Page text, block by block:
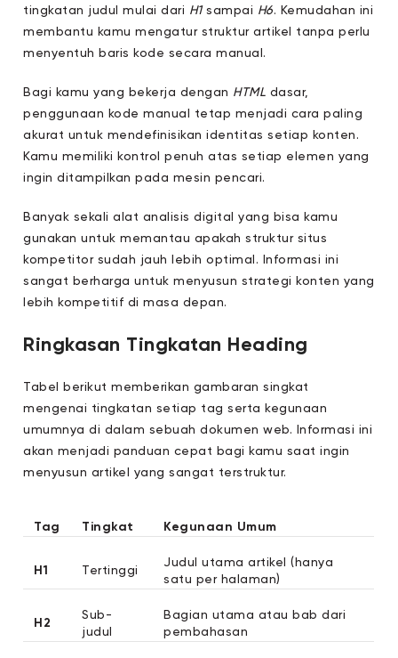
tingkatan judul mulai dari H1sampai H6. Kemudahan ini
membantu kamu mengatur struktur artikel tanpa perlu
menyentuh baris kode secara manual.
Bagi kamu yang bekerja dengan HTML dasar,
penggunaan kode manual tetap menjadi cara paling
akurat untuk mendefinisikan identitas setiap konten.
Kamu memiliki kontrol penuh atas setiap elemen yang
ingin ditampilkan pada mesin pencari.
Banyak sekali alat analisis digital yang bisa kamu
gunakan untuk memantau apakah struktur situs
kompetitor sudah jauh lebih optimal. Informasi ini
sangat berharga untuk menyusun strategi konten yang
lebih kompetitif di masa depan.
Ringkasan Tingkatan Heading
Tabel berikut memberikan gambaran singkat
mengenai tingkatan setiap tag serta kegunaan
umumnya di dalam sebuah dokumen web. Informasi ini
akan menjadi panduan cepat bagi kamu saat ingin
menyusun artikel yang sangat terstruktur.
Tag Tingkat Kegunaan Umum
H1 Tertinggi
Judul utama artikel (hanya
satu per halaman)
H2
Sub-
judul
Bagian utama atau bab dari
pembahasan